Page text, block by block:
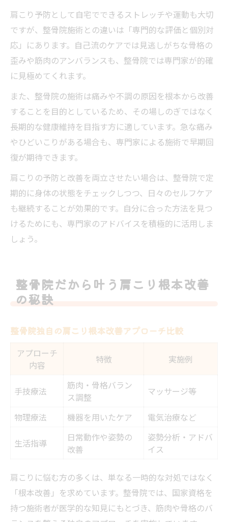
肩こり予防として自宅でできるストレッチや運動も大切
ですが、整骨院施術との違いは「専門的な評価と個別対
応」にあります。自己流のケアでは見逃しがちな骨格の
歪みや筋肉のアンバランスも、整骨院では専門家が的確
に見極めてくれます。
また、整骨院の施術は痛みや不調の原因を根本から改善
することを目的としているため、その場しのぎではなく
長期的な健康維持を目指す方に適しています。急な痛み
やひどいこりがある場合も、専門家による施術で早期回
復が期待できます。
肩こりの予防と改善を両立させたい場合は、整骨院で定
期的に身体の状態をチェックしつつ、日々のセルフケア
も継続することが効果的です。自分に合った方法を見つ
けるためにも、専門家のアドバイスを積極的に活用しま
しょう。
整骨院だから叶う肩こり根本改善
の秘訣
整骨院独自の肩こり根本改善アプローチ比較
アプローチ
内容
特徴 実施例
手技療法
筋肉・骨格バラン
ス調整
マッサージ等
物理療法 機器を用いたケア 電気治療など
生活指導
日常動作や姿勢の
改善
姿勢分析・アドバ
イス
肩こりに悩む方の多くは、単なる一時的な対処ではなく
「根本改善」を求めています。整骨院では、国家資格を
持つ施術者が医学的な知見にもとづき、筋肉や骨格のバ